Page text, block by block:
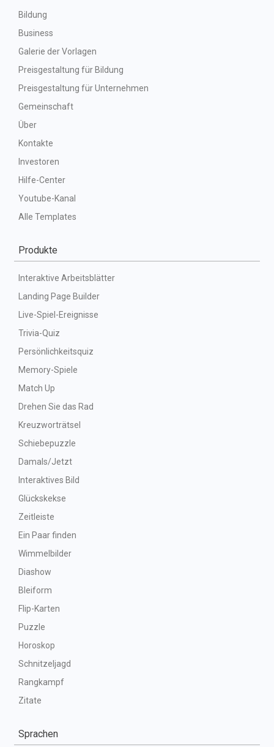
Bildung
Business
Galerie der Vorlagen
Preisgestaltung für Bildung
Preisgestaltung für Unternehmen
Gemeinschaft
Über
Kontakte
Investoren
Hilfe-Center
Youtube-Kanal
Alle Templates
Produkte
Interaktive Arbeitsblätter
Landing Page Builder
Live-Spiel-Ereignisse
Trivia-Quiz
Persönlichkeitsquiz
Memory-Spiele
Match Up
Drehen Sie das Rad
Kreuzworträtsel
Schiebepuzzle
Damals/Jetzt
Interaktives Bild
Glückskekse
Zeitleiste
Ein Paar finden
Wimmelbilder
Diashow
Bleiform
Flip-Karten
Puzzle
Horoskop
Schnitzeljagd
Rangkampf
Zitate
Sprachen